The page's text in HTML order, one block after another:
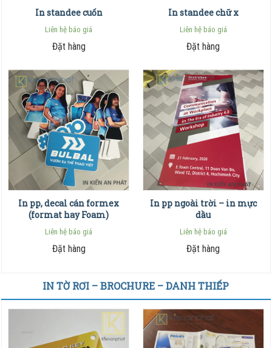
In standee cuốn
Liên hệ báo giá
Đặt hàng
In standee chữ x
Liên hệ báo giá
Đặt hàng
In pp, decal cán formex
(format hay Foam)
Liên hệ báo giá
Đặt hàng
In pp ngoài trời – in mực
dầu
Liên hệ báo giá
Đặt hàng
IN TỜ RƠI – BROCHURE – DANH THIẾP